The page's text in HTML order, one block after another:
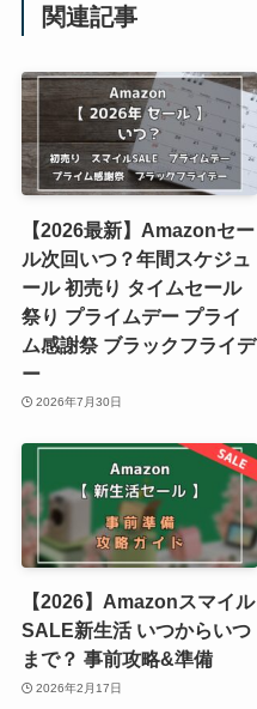
関連記事
【2026最新】Amazonセー
ル次回いつ？年間スケジュ
ール 初売り タイムセール
祭り プライムデー プライ
ム感謝祭 ブラックフライデ
ー
2026年7月30日
【2026】Amazonスマイル
SALE新生活 いつからいつ
まで？ 事前攻略&準備
2026年2月17日